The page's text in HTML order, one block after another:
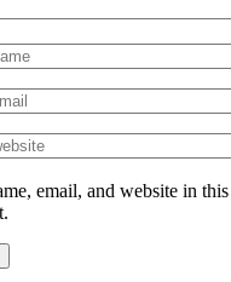
email, and website in